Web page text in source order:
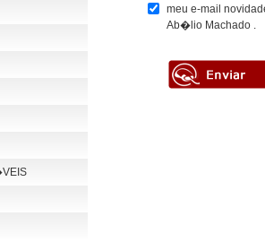
meu e-mail
Ab�lio Machado .